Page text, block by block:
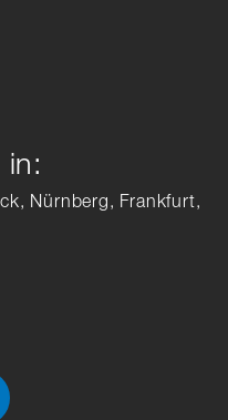
in:
Nürnberg, Frankfurt,